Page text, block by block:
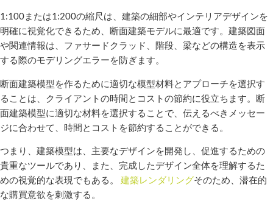
ニ
ュ
1:100または1:200の縮尺は、建築の細部やインテリアデザインを
明確に視覚化できるため、断面建築モデルに最適です。建築図面
や関連情報は、ファサードクラッド、階段、梁などの構造を表示
する際のモデリングエラーを防ぎます。
断面建築模型を作るために適切な模型材料とアプローチを選択す
ることは、クライアントの時間とコストの節約に役立ちます。断
面建築模型に適切な材料を選択することで、伝えるべきメッセー
ジに合わせて、時間とコストを節約することができる。
つまり、建築模型は、主要なデザインを開発し、促進するための
貴重なツールであり、また、完成したデザイン全体を理解するた
めの視覚的な表現でもある。 建築レンダリングそのため、潜在的
な購買意欲を刺激する。